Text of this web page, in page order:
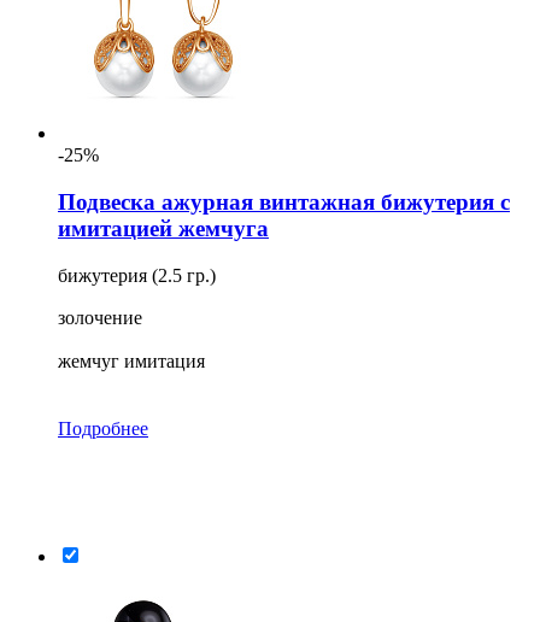
-25%
Подвеска ажурная винтажная бижутерия с
имитацией жемчуга
бижутерия (2.5 гр.)
золочение
жемчуг имитация
Подробнее